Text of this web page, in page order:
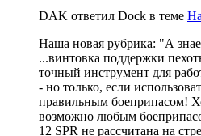
DAK ответил Dock в теме
Наша новая рубрика: "А
...винтовка поддержки
точный инструмент для
- но только, если
правильным боеприпасом!
возможно любым
12 SPR не рассчитана на